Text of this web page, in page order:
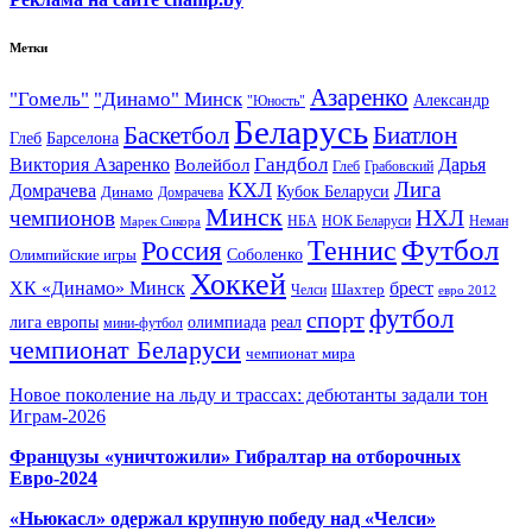
Метки
"Гомель" "Динамо" Минск "Юность" Азаренко Александр
Глеб Барселона БаскетболБеларусьБиатлон
Виктория Азаренко Волейбол Гандбол Глеб Грабовский Дарья
Домрачева Динамо Домрачева КХЛ Кубок Беларуси Лига
чемпионов Марек Сикора Минск НБА НОК Беларуси НХЛ Неман
Олимпийские игры Россия Соболенко Теннис Футбол
ХК «Динамо» Минск Хоккей Челси Шахтер брест евро 2012
лига европы мини-футбол олимпиада реал спортфутбол
чемпионат Беларуси чемпионат мира
Новое поколение на льду и трассах: дебютанты задали тон
Играм-2026
Французы «уничтожили» Гибралтар на отборочных
Евро-2024
«Ньюкасл» одержал крупную победу над «Челси»